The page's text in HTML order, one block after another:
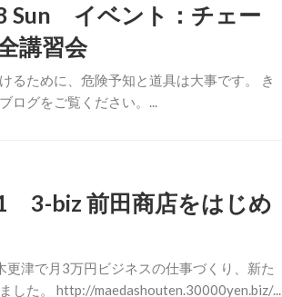
Sun イベント：チェー
講習会
るために、危険予知と道具は大事です。 き
ログをご覧ください。...
3-biz 前田商店をはじめ
更津で月3万円ビジネスの仕事づくり、新た
した。 http://maedashouten.30000yen.biz/...